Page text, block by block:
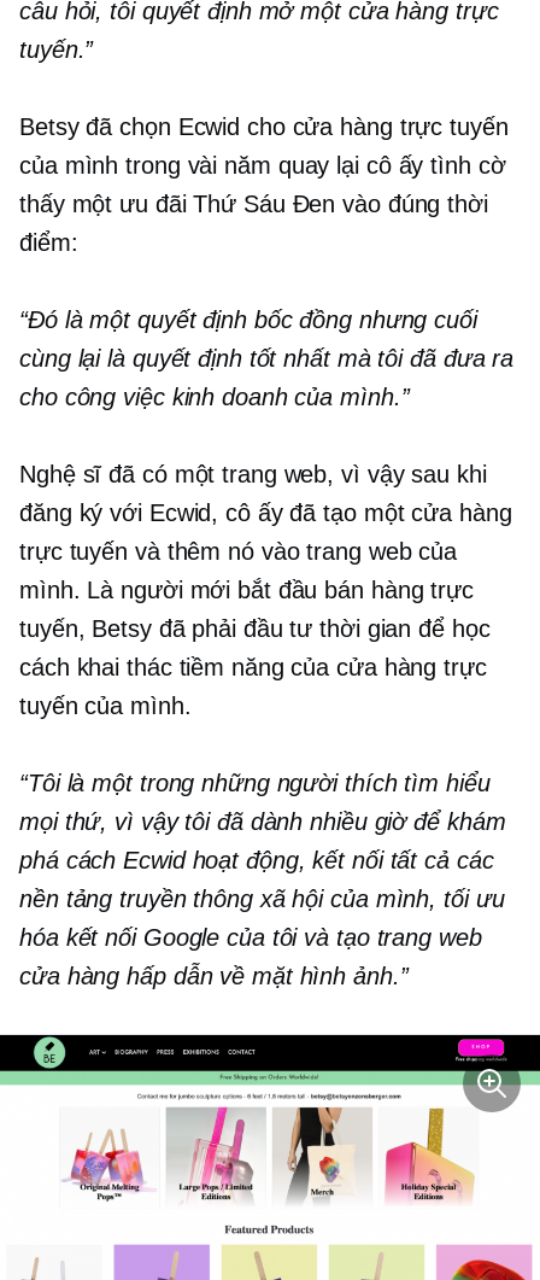
câu hỏi, tôi quyết định mở một cửa hàng trực
tuyến.”
Betsy đã chọn Ecwid cho cửa hàng trực tuyến
của mình trong vài năm quay lại cô ấy tình cờ
thấy một ưu đãi Thứ Sáu Đen vào đúng thời
điểm:
“Đó là một quyết định bốc đồng nhưng cuối
cùng lại là quyết định tốt nhất mà tôi đã đưa ra
cho công việc kinh doanh của mình.”
Nghệ sĩ đã có một trang web, vì vậy sau khi
đăng ký với Ecwid, cô ấy đã tạo một cửa hàng
trực tuyến và thêm nó vào trang web của
mình. Là người mới bắt đầu bán hàng trực
tuyến, Betsy đã phải đầu tư thời gian để học
cách khai thác tiềm năng của cửa hàng trực
tuyến của mình.
“Tôi là một trong những người thích tìm hiểu
mọi thứ, vì vậy tôi đã dành nhiều giờ để khám
phá cách Ecwid hoạt động, kết nối tất cả các
nền tảng truyền thông xã hội của mình, tối ưu
hóa kết nối Google của tôi và tạo trang web
cửa hàng hấp dẫn về mặt hình ảnh.”